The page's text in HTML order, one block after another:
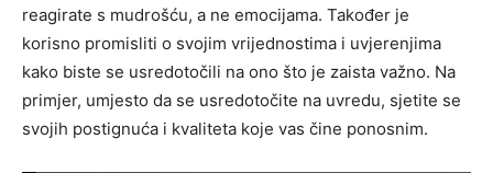
reagirate s mudrošću, a ne emocijama. Također je
korisno promisliti o svojim vrijednostima i uvjerenjima
kako biste se usredotočili na ono što je zaista važno. Na
primjer, umjesto da se usredotočite na uvredu, sjetite se
svojih postignuća i kvaliteta koje vas čine ponosnim.